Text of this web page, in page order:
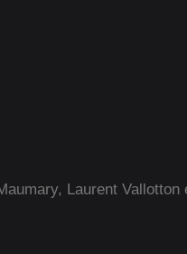
Laurent Vallotton